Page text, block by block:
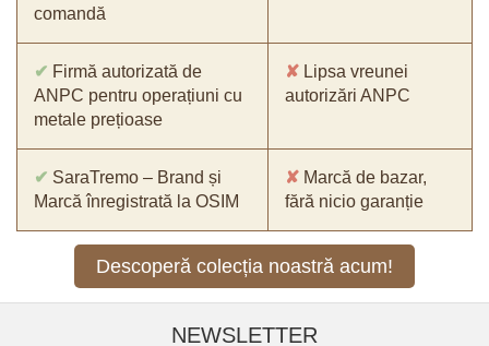
comandă
✔ Firmă autorizată de
ANPC pentru operațiuni cu
metale prețioase
✘ Lipsa vreunei
autorizări ANPC
✔ SaraTremo – Brand și
Marcă înregistrată la OSIM
✘ Marcă de bazar,
fără nicio garanție
Descoperă colecția noastră acum!
NEWSLETTER